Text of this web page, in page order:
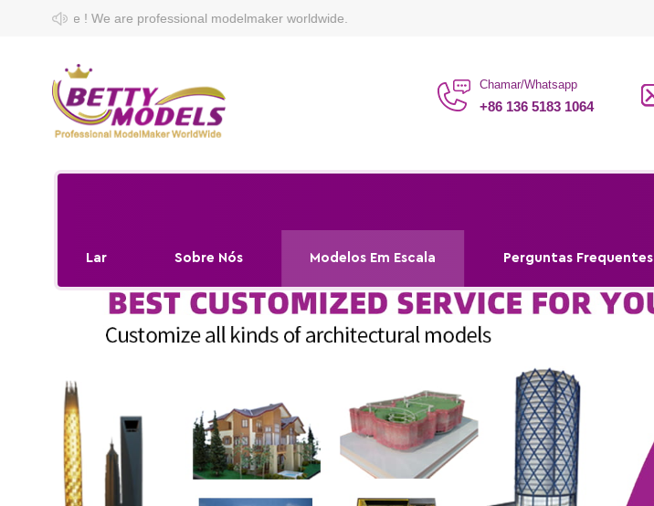
modelmaker worldwide.
Chamar/Whatsapp
+86 136 5183 1064
Lar Sobre Nós Modelos Em Escala Perguntas Frequentes